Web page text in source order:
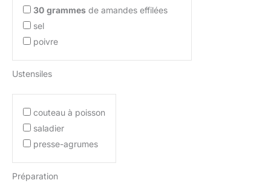
30 grammes de amandes effilées
sel
poivre
Ustensiles
couteau à poisson
saladier
presse-agrumes
Préparation